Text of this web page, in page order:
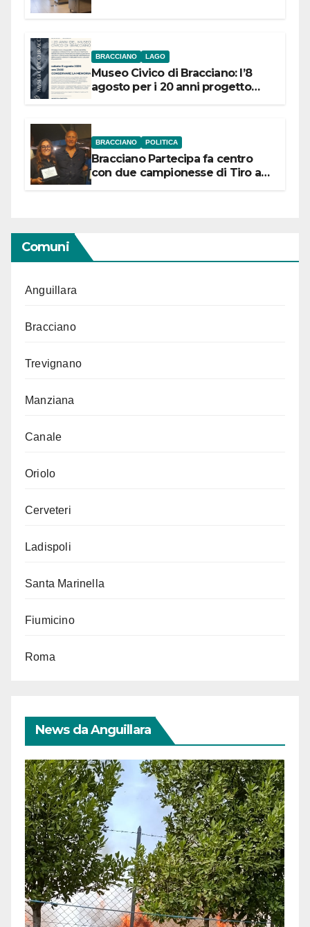
BRACCIANO LAGO
Museo Civico di Bracciano: l’8
agosto per i 20 anni progetto
BRACCIANO POLITICA
Bracciano Partecipa fa centro
con due campionesse di Tiro a
Comuni
Anguillara
Bracciano
Trevignano
Manziana
Canale
Oriolo
Cerveteri
Ladispoli
Santa Marinella
Fiumicino
Roma
News da Anguillara